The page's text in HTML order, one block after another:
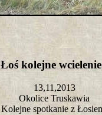
Łoś kolejne
13,11,2013
Okolice Truskawia
Kolejne spotkanie z